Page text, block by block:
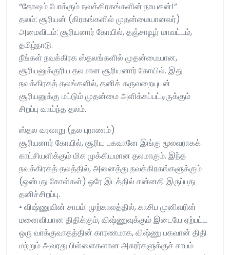
“தோஷம் போக்கும் நவக்கிரகங்களின் நாயகன்!”
தலம்: சூரியன் (கிரகங்களில் முதன்மையானவர்)
அமைவிடம்: சூரியனார் கோயில், தஞ்சாவூர் மாவட்டம்,
தமிழ்நாடு.
நீங்கள் நவக்கிரக ஸ்தலங்களில் முதன்மையான,
சூரியனுக்குரிய தலமான சூரியனார் கோயில். இது
நவக்கிரகத் தலங்களில், தனிக் கருவறையுடன்
சூரியனுக்கு மட்டும் முதன்மை அளிக்கப்பட்டிருக்கும்
சிறப்பு வாய்ந்த தலம்.
ஸ்தல வரலாறு (தல புராணம்)
சூரியனார் கோயில், சூரிய பகவானே இங்கு மூலவராகக்
காட்சியளிக்கும் மிக முக்கியமான தலமாகும். இந்த
நவக்கிரகத் தலத்தில், அனைத்து நவக்கிரகங்களுக்கும்
(ஒன்பது கோள்கள்) ஒரே இடத்தில் சன்னதி இருப்பது
தனிச்சிறப்பு.
• விஷ்ணுவின் சாபம்: முற்காலத்தில், காசிப முனிவரின்
மனைவியான திதிக்கும், விஷ்ணுவுக்கும் இடையே ஏற்பட்ட
ஒரு வாக்குவாதத்தின் காரணமாக, விஷ்ணு பகவான் திதி
மற்றும் அவரது பிள்ளைகளான அசுரர்களுக்குச் சாபம்